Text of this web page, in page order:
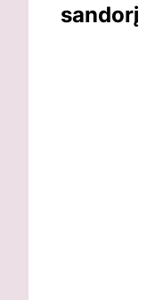
sandorį